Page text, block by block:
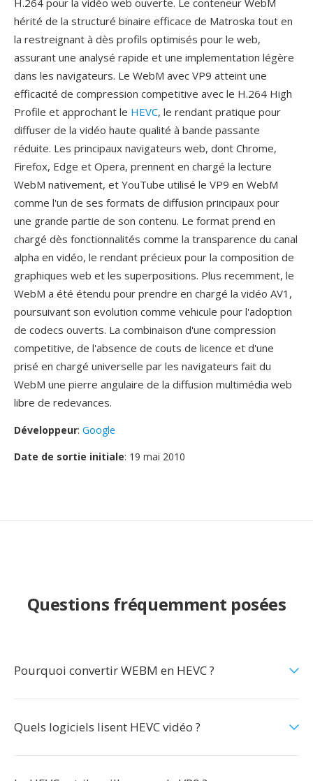
H.264 pour la vidéo web ouverte. Le conteneur WebM
hérité de la structuré binaire efficace de Matroska tout en
la restreignant à dès profils optimisés pour le web,
assurant une analysé rapide et une implementation légère
dans les navigateurs. Le WebM avec VP9 atteint une
efficacité de compression competitive avec le H.264 High
Profile et approchant le HEVC, le rendant pratique pour
diffuser de la vidéo haute qualité à bande passante
réduite. Les principaux navigateurs web, dont Chrome,
Firefox, Edge et Opera, prennent en chargé la lecture
WebM nativement, et YouTube utilisé le VP9 en WebM
comme l'un de ses formats de diffusion principaux pour
une grande partie de son contenu. Le format prend en
chargé dès fonctionnalités comme la transparence du canal
alpha en vidéo, le rendant précieux pour la composition de
graphiques web et les superpositions. Plus recemment, le
WebM a été étendu pour prendre en chargé la vidéo AV1,
poursuivant son evolution comme vehicule pour l'adoption
de codecs ouverts. La combinaison d'une compression
competitive, de l'absence de couts de licence et d'une
prisé en chargé universelle par les navigateurs fait du
WebM une pierre angulaire de la diffusion multimédia web
libre de redevances.
Développeur: Google
Date de sortie initiale: 19 mai 2010
Questions fréquemment posées
Pourquoi convertir WEBM en HEVC ?
Quels logiciels lisent HEVC vidéo ?